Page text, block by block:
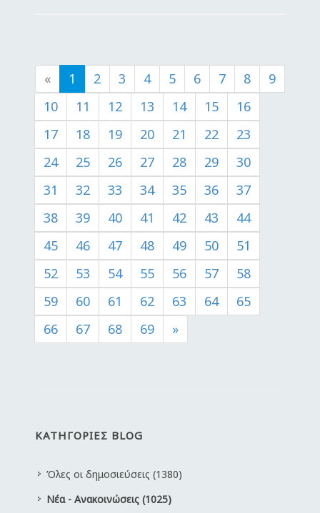
« 1 2 3 4 5 6 7 8
9
10
11 12 13 14 15
16
17
18 19 20 21 22
23
24
25 26 27 28 29
30
31
32 33 34 35 36
37
38
39 40 41 42 43
44
45
46 47 48 49 50
51
52
53 54 55 56 57
58
59
60 61 62 63 64
65
66
67 68 69 »
ΚΑΤΗΓΟΡΙΕΣ BLOG
Όλες οι δημοσιεύσεις (1380)
Νέα - Ανακοινώσεις (1025)